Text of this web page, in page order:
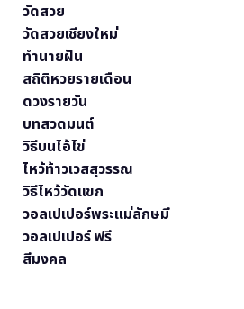
วัดสวย
วัดสวยเชียงใหม่
ทำนายฝัน
สถิติหวยรายเดือน
ดวงรายวัน
บทสวดมนต์
วิธีบนไอ้ไข่
ไหว้ท้าวเวสสุวรรณ
วิธีไหว้วัดแขก
วอลเปเปอร์พระแม่ลักษมี
วอลเปเปอร์ ฟรี
สีมงคล